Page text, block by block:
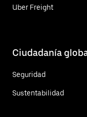
Uber Freight
Ciudadanía
Seguridad
Sustentabilidad